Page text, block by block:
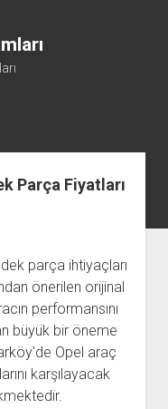
Parça Fiyatları
parça ihtiyaçları
önerilen orijinal
performansını
büyük bir öneme
Opel araç
karşılayacak